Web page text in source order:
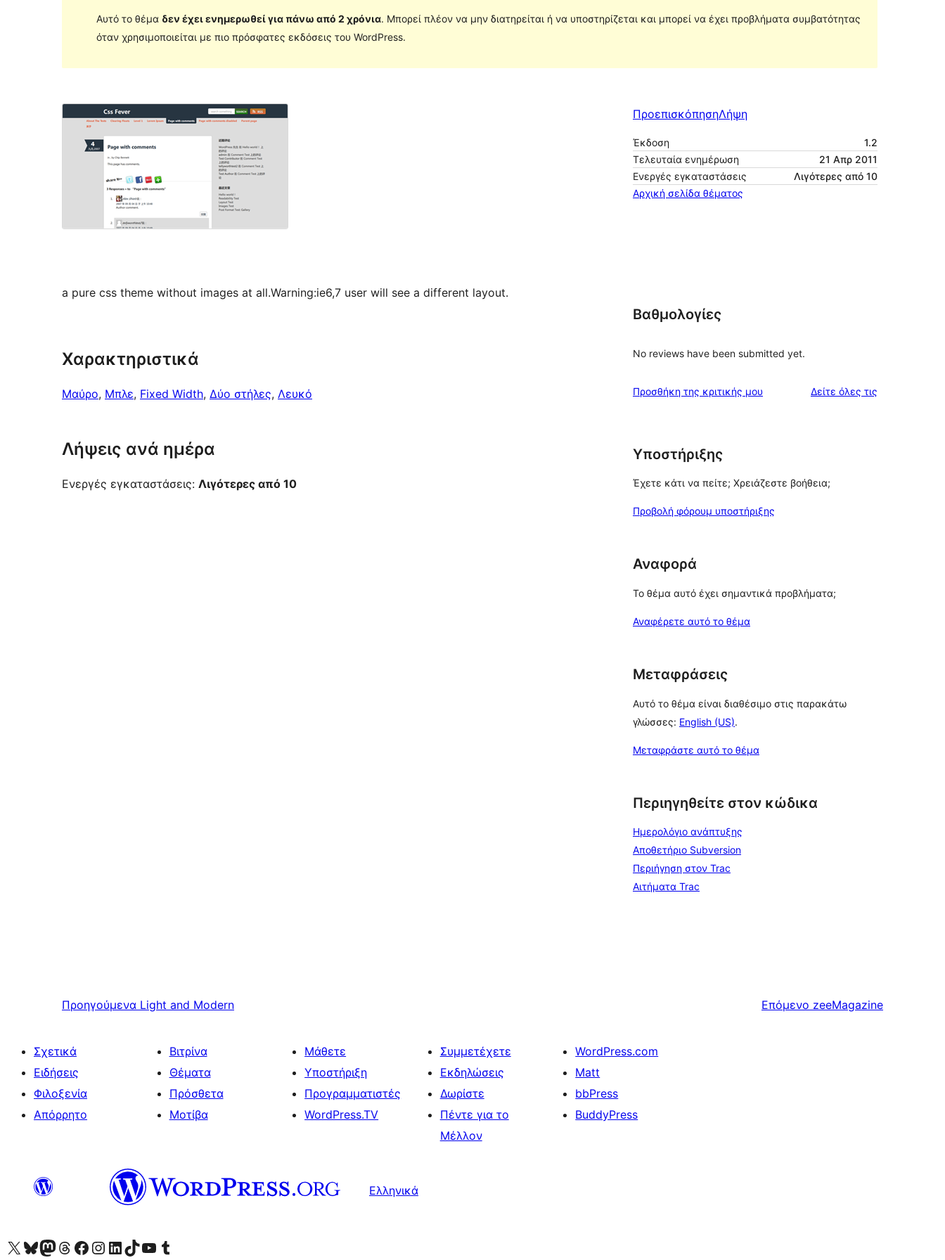
Αυτό το θέμα δεν έχει ενημερωθεί για πάνω από 2 χρόνια. Μπορεί πλέον να μην διατηρείται ή να υποστηρίζεται και μπορεί να έχει προβλήματα συμβατότητας
όταν χρησιμοποιείται με πιο πρόσφατες εκδόσεις του WordPress.
ΠροεπισκόπησηΛήψη
Έκδοση
1.2
Τελευταία ενημέρωση
21 Απρ 2011
Ενεργές εγκαταστάσεις
Λιγότερες από 10
Αρχική σελίδα θέματος
a pure css theme without images at all.Warning:ie6,7 user will see a different layout.
Χαρακτηριστικά
Μαύρο, Μπλε, Fixed Width, Δύο στήλες, Λευκό
Λήψεις ανά ημέρα
Ενεργές εγκαταστάσεις: Λιγότερες από 10
Βαθμολογίες
No reviews have been submitted yet.
Προσθήκη της κριτικής μου Δείτε όλες τις
Υποστήριξης
Έχετε κάτι να πείτε; Χρειάζεστε βοήθεια;
Προβολή φόρουμ υποστήριξης
Αναφορά
Το θέμα αυτό έχει σημαντικά προβλήματα;
Αναφέρετε αυτό το θέμα
Μεταφράσεις
Αυτό το θέμα είναι διαθέσιμο στις παρακάτω
γλώσσες: English (US).
Μεταφράστε αυτό το θέμα
Περιηγηθείτε στον κώδικα
Ημερολόγιο ανάπτυξης
Αποθετήριο Subversion
Περιήγηση στον Trac
Αιτήματα Trac
Προηγούμενα Light and Modern Επόμενο zeeMagazine
Σχετικά
Ειδήσεις
Φιλοξενία
Απόρρητο
Βιτρίνα
Θέματα
Πρόσθετα
Μοτίβα
Μάθετε
Υποστήριξη
Προγραμματιστές
WordPress.TV
Συμμετέχετε
Εκδηλώσεις
Δωρίστε
Πέντε για το
Μέλλον
WordPress.com
Matt
bbPress
BuddyPress
Ελληνικά
Visit our X (formerly Twitter) account
Visit our Bluesky account
Επισκεφθείτε τον λογαριασμό μας στο Mastodon
Visit our Threads account
Επισκεφτείτε τη σελίδα μας στο Facebook
Επισκεφθείτε τον λογαριασμό μας Instagram
Επισκεφθείτε τον λογαριασμό μας LinkedIn
Visit our TikTok account
Visit our YouTube channel
Visit our Tumblr account